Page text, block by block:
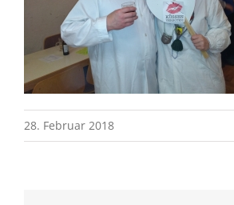
28. Februar 2018